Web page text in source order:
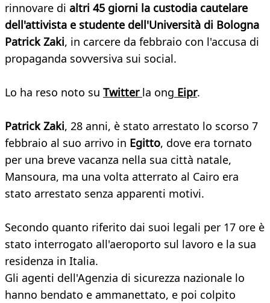
rinnovare di altri 45 giorni la custodia cautelare
dell'attivista e studente dell'Università di Bologna
Patrick Zaki, in carcere da febbraio con l'accusa di
propaganda sovversiva sui social.
Lo ha reso noto su Twitter la ong Eipr.
Patrick Zaki, 28 anni, è stato arrestato lo scorso 7
febbraio al suo arrivo in Egitto, dove era tornato
per una breve vacanza nella sua città natale,
Mansoura, ma una volta atterrato al Cairo era
stato arrestato senza apparenti motivi.
Secondo quanto riferito dai suoi legali per 17 ore è
stato interrogato all'aeroporto sul lavoro e la sua
residenza in Italia.
Gli agenti dell'Agenzia di sicurezza nazionale lo
hanno bendato e ammanettato, e poi colpito